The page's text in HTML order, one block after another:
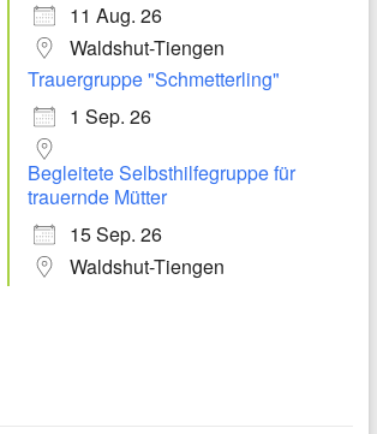
11 Aug. 26
Waldshut-Tiengen
Trauergruppe "Schmetterling"
1 Sep. 26
Begleitete Selbsthilfegruppe für
trauernde Mütter
15 Sep. 26
Waldshut-Tiengen